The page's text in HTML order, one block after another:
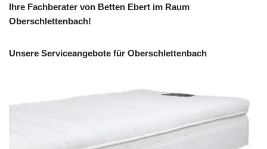
Ihre Fachberater von Betten Ebert im Raum
Oberschlettenbach!
Unsere Serviceangebote für Oberschlettenbach